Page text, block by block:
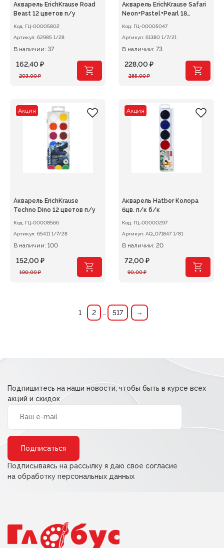
Акварель ErichKrause Road
Beast 12 цветов п/у
Код: ГЦ-00005802
Артикул:
62985 1/28
В наличии: 37
203,00₽
Первоначальная
203,00 ₽.
162,40 ₽
Текущая
Акварель ErichKrause Safari
Neon+Pastel+Pearl 18
Код: ГЦ-00005047
Артикул:
61380 1/7/21
В наличии: 73
285,00₽
Первоначальная
285,00 ₽.
228,00 ₽
Текущая
Акция
Акварель ErichKrause
Techno Dino 12 цветов п/у
Код: ГЦ-00008566
Артикул:
65411 1/7/28
В наличии: 100
190,00₽
Первоначальная
152,00 ₽
Текущая
Акция
Акварель Hatber Колора
6цв. п/к б/к
Код: ГЦ-00000297
Артикул:
AQ_071847 1/81
В наличии: 20
90,00₽
Первоначальная
90,00 ₽.
72,00 ₽
Текущая
1 2 … 517 →
Подпишитесь на наши новости, чтобы быть в курсе всех
акций и скидок
Подписываясь на рассылку я даю свое согласие
на обработку персональных данных